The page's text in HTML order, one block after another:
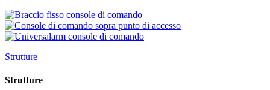
Strutture
Strutture